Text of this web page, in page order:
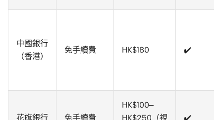
中國銀行
（香港）
免手續費 HK$180 ✔️
花旗銀行 免手續費
HK$100–
HK$250（視
✔️